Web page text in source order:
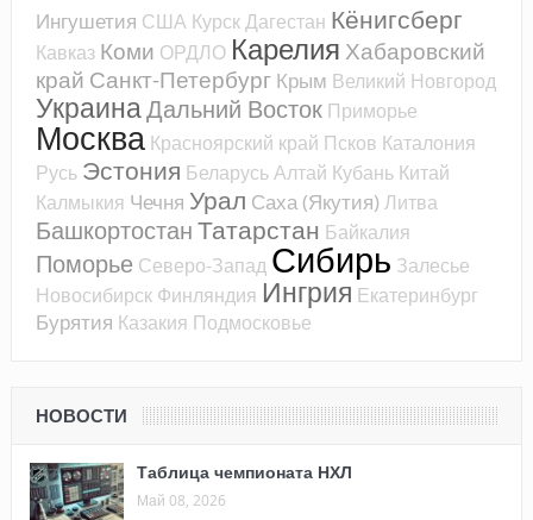
Ингушетия США КурскДагестан Кёнигсберг
Кавказ Коми ОРДЛО Карелия Хабаровский
край Санкт-Петербург Крым Великий Новгород
УкраинаДальний Восток Приморье
Москва Красноярский край Псков Каталония
Русь Эстония БеларусьАлтай Кубань Китай
Калмыкия Чечня Урал Саха (Якутия) Литва
БашкортостанТатарстан Байкалия
Поморье Северо-Запад Сибирь Залесье
Новосибирск Финляндия Ингрия Екатеринбург
Бурятия Казакия Подмосковье
НОВОСТИ
Таблица чемпионата НХЛ
Май 08, 2026